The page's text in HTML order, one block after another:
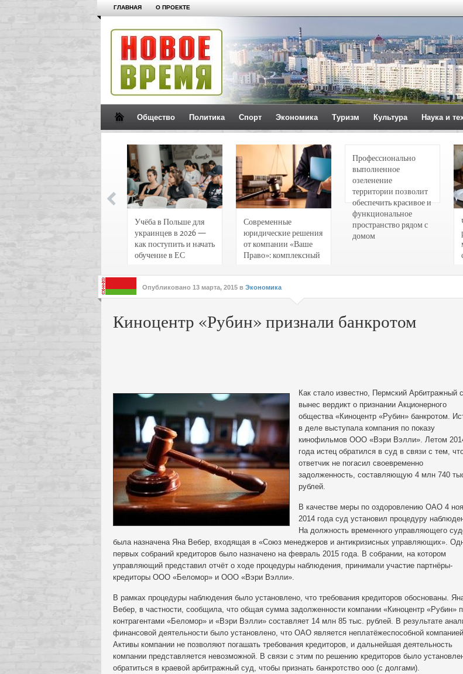
ГЛАВНАЯ О ПРОЕКТЕ
Общество Политика Спорт Экономика Туризм Культура Наука и
Учёба в Польше для
украинцев в 2026 —
как поступить и начать
обучение в ЕС
Современные
юридические решения
от компании «Ваше
Право»: комплексный
интересов клиентов
Профессионально
выполненное
озеленение
территории позволит
обеспечить красивое и
функциональное
пространство рядом с
домом
Опубликовано 13 марта, 2015 в Экономика
Киноцентр «Рубин» признали банкротом
Как стало известно, Пермский Арбитражный
вынес вердикт о признании Акционерного
общества «Киноцентр «Рубин» банкротом.
в деле выступала компания по показу
кинофильмов ООО «Вэри Вэлли». Летом
года истец обратился в суд в связи с тем,
ответчик не погасил своевременно
задолженность, составляющую 4 млн 740
рублей.
В качестве меры по оздоровлению ОАО 4
2014 года суд установил процедуру
На должность временного управляющего
была назначена Яна Вебер, входящая в «Союз менеджеров и антикризисных управляющих».
первых собраний кредиторов было назначено на февраль 2015 года. В собрании, на котором
управляющий представил отчёт о ходе процедуры наблюдения, принимали участие партнёры-
кредиторы ООО «Беломор» и ООО «Вэри Вэлли».
В рамках процедуры наблюдения было установлено, что требования кредиторов обоснованы.
Вебер, в частности, сообщила, что общая сумма задолженности компании «Киноцентр «Рубин»
контрагентами «Беломор» и «Вэри Вэлли» составляет 14 млн 85 тыс. рублей. В результате
финансовой деятельности было установлено, что ОАО является неплатёжеспособной
Активы компании не позволяют погашать требования кредиторов, и дальнейшая деятельность
компании представляется невозможной. В связи с этим по решению кредиторов было
обратиться в краевой арбитражный суд, чтобы признать банкротство ооо (с долгами).